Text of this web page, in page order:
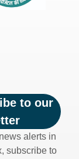
to our
alerts in
subscribe to